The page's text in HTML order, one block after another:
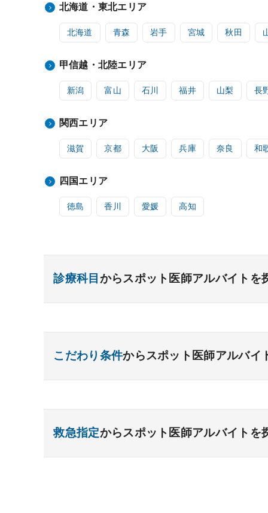
北海道・東北エリア
北海道 青森 岩手 宮城 秋田
甲信越・北陸エリア
新潟 富山 石川 福井 山梨 長
関西エリア
滋賀 京都 大阪 兵庫 奈良 和
四国エリア
徳島 香川 愛媛 高知
診療科目 からスポット医師アルバイトを
一般内科 呼吸器内科 消化器内科 循環
糖尿病内科 脳神経内科 血液内科 腎臓
リウマチ内科 総合診療科
一般外科 呼吸器外科 心臓血管外科 消
こだわり条件からスポット医師アルバイ
後期研修医応募可能 未経験歓迎
救急指定からスポット医師アルバイトを